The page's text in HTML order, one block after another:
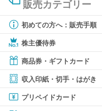
販売カテゴリー
初めての方へ：販売手順
株主優待券
商品券・ギフトカード
収入印紙・切手・はがき
プリペイドカード